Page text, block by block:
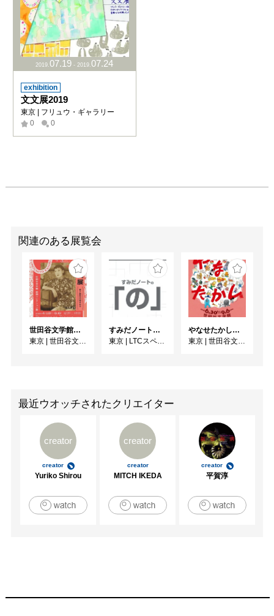
2019.07.19 -2019.07.24
exhibition
文文展2019
東京 | フリュウ・ギャラリー
0
0
関連のある展覧会
世田谷文学館コレクション展 没後30年 宇野千代展
東京
世田谷文学館
すみだノート展2026 ~すみだノートの「の」～
東京
LTCスペース
やなせたかし展 人生はよろこばせごっこ
東京
世田谷文学館
最近ウオッチされたクリエイター
creator
creator
Yuriko Shirou
creator
creator
MITCH IKEDA
creator
平賀淳